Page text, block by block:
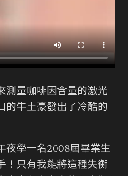
測量咖啡因含量的激光
的牛土豪發出了冷酷的
夜學一名2008屆畢業生
！只有我能將這種失衡